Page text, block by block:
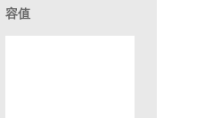
容值